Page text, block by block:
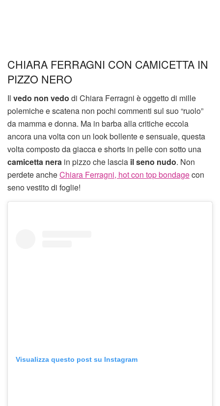
CHIARA FERRAGNI CON CAMICETTA IN
PIZZO NERO
Il vedo non vedo di Chiara Ferragni è oggetto di mille
polemiche e scatena non pochi commenti sul suo “ruolo”
da mamma e donna. Ma in barba alla critiche eccola
ancora una volta con un look bollente e sensuale, questa
volta composto da giacca e shorts in pelle con sotto una
camicetta nera in pizzo che lascia il seno nudo. Non
perdete ancheChiara Ferragni, hot con top bondagecon
seno vestito di foglie!
Visualizza questo post su Instagram